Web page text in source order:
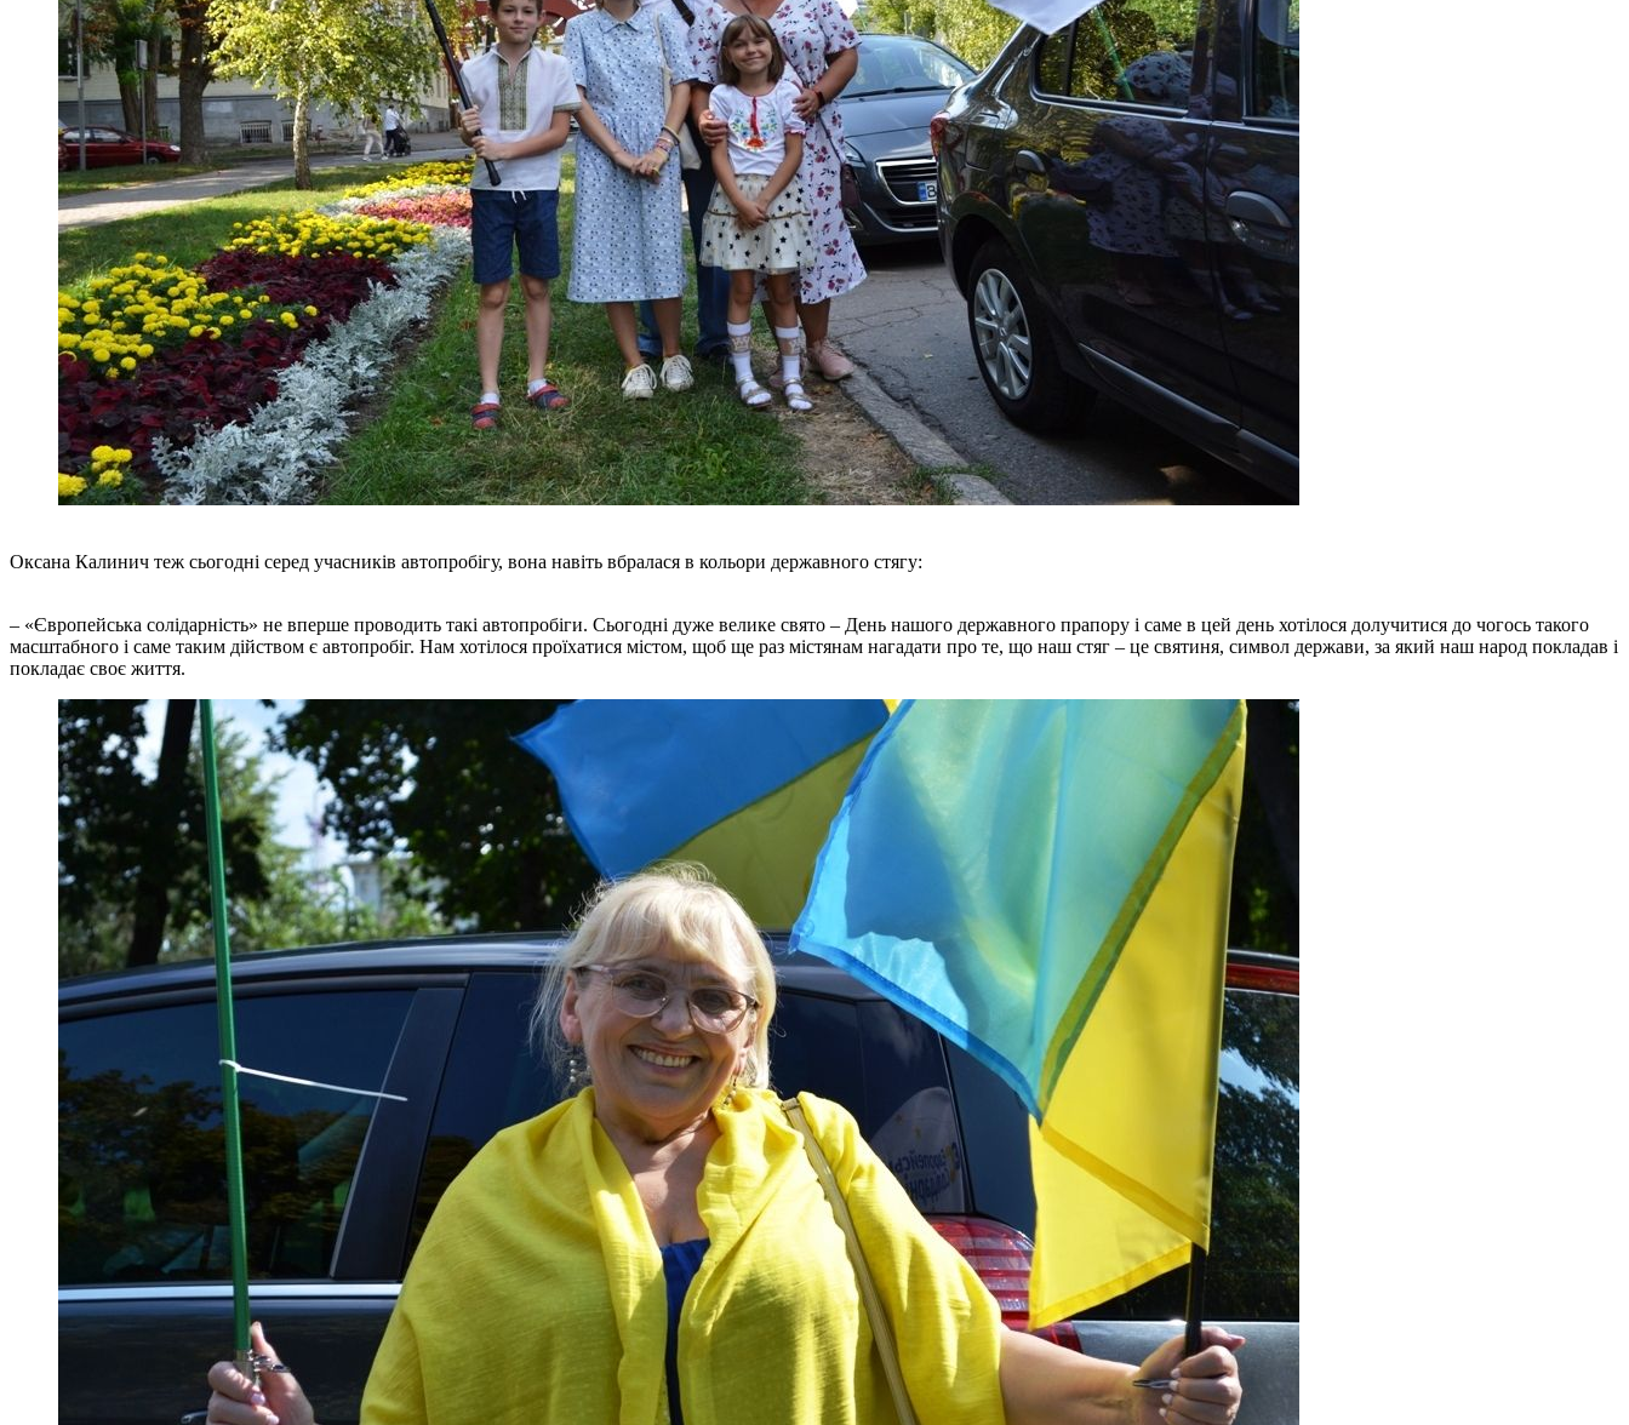
Оксана Калинич теж сьогодні серед учасників автопробігу, вона навіть вбралася в кольори державного стягу:
– «Європейська солідарність» не вперше проводить такі автопробіги. Сьогодні дуже велике свято – День нашого державного прапору і саме в цей день хотілося долучитися до чогось такого
масштабного і саме таким дійством є автопробіг. Нам хотілося проїхатися містом, щоб ще раз містянам нагадати про те, що наш стяг – це святиня, символ держави, за який наш народ покладав і
покладає своє життя.